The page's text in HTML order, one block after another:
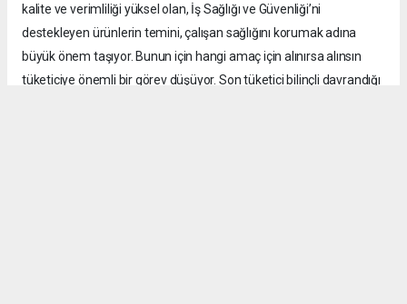
kalite ve verimliliği yüksel olan, İş Sağlığı ve Güvenliği’ni
destekleyen ürünlerin temini, çalışan sağlığını korumak adına
büyük önem taşıyor. Bunun için hangi amaç için alınırsa alınsın
tüketiciye önemli bir görev düşüyor. Son tüketici bilinçli davrandığı